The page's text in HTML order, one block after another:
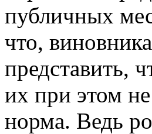
публичных
что,
представить,
их при этом
норма. Ведь